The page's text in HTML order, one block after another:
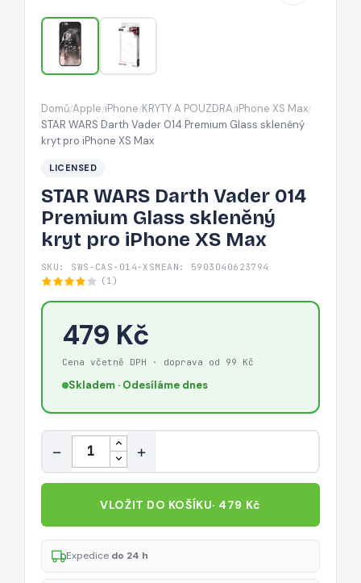
XS
Domů/Apple/iPhone/KRYTY A POUZDRA/iPhone XS Max/
STAR WARS Darth Vader 014 Premium Glass skleněný
kryt pro iPhone XS Max
LICENSED
STAR WARS Darth Vader 014
Premium Glass skleněný
kryt pro iPhone XS Max
SKU: SWS-CAS-014-XSM EAN: 5903040623794
(1)
479 Kč
Cena včetně DPH · doprava od 99 Kč
Skladem · Odesíláme dnes
Množství
− +
VLOŽIT DO KOŠÍKU· 479 Kč
Expedice do 24 h